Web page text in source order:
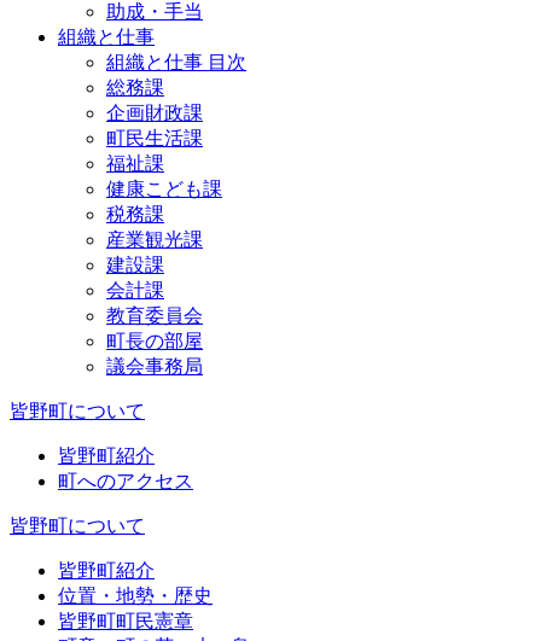
助成・手当
組織と仕事
組織と仕事 目次
総務課
企画財政課
町民生活課
福祉課
健康こども課
税務課
産業観光課
建設課
会計課
教育委員会
町長の部屋
議会事務局
皆野町について
皆野町紹介
町へのアクセス
皆野町について
皆野町紹介
位置・地勢・歴史
皆野町町民憲章